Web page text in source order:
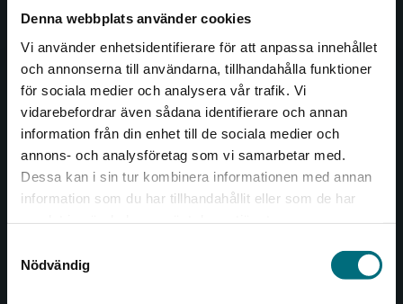
Denna webbplats använder cookies
Vi använder enhetsidentifierare för att anpassa innehållet
och annonserna till användarna, tillhandahålla funktioner
för sociala medier och analysera vår trafik. Vi
vidarebefordrar även sådana identifierare och annan
information från din enhet till de sociala medier och
annons- och analysföretag som vi samarbetar med.
Dessa kan i sin tur kombinera informationen med annan
information som du har tillhandahållit eller som de har
Nödvändig
Begränsad fraktregion
Det verkar som att du besöker
Sverige. För att kunna slutföra ett köp måste
såväl barn som vuxna.
Nypon och Vilja förlag är en del av Studentlitteratur.
Kontakta oss
Kontakta oss
046-31 20 00
Box 141
Besöksadress:
Åkergränden 1